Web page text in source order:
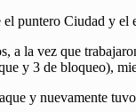
puntero Ciudad y
a la vez que
y 3 de bloqueo),
y nuevamente